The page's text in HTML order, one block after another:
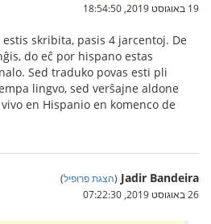
19 באוגוסט 2019, 18:54:50
skribita, pasis 4 jarcentoj. De
do eĉ por hispano estas
Sed traduko povas esti pli
lingvo, sed verŝajne aldone
en Hispanio en komenco de
Jadir Bandeira
(הצגת פרופיל)
26 באוגוסט 2019, 07:22:30